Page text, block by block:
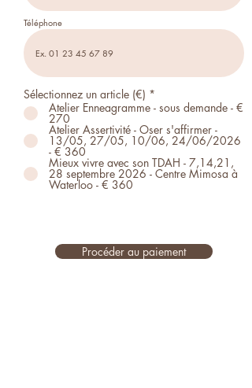
Téléphone
Sélectionnez un article (€) *
Atelier Enneagramme - sous demande - €
270
Atelier Assertivité - Oser s'affirmer -
13/05, 27/05, 10/06, 24/06/2026
- € 360
Mieux vivre avec son TDAH - 7,14,21,
28 septembre 2026 - Centre Mimosa à
Waterloo - € 360
Procéder au paiement